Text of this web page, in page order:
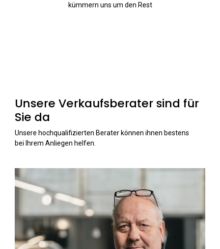
kümmern uns um den Rest
Unsere Verkaufsberater sind für
Sie da
Unsere hochqualifizierten Berater können ihnen bestens
bei Ihrem Anliegen helfen.